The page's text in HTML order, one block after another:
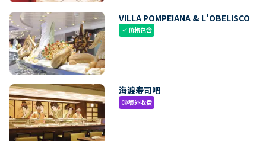
VILLA POMPEIANA & L'OBELISCO
check价格包含
海渡寿司吧
paid额外收费